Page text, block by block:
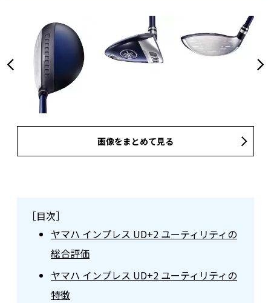
画像をまとめて見る
［目次］
ヤマハ インプレス UD+2 ユーティリティの
総合評価
ヤマハ インプレス UD+2 ユーティリティの
特徴